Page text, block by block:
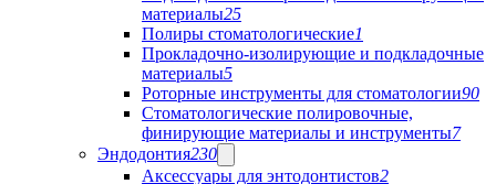
материалы25
Полиры стоматологические1
Прокладочно-изолирующие и подкладочные
материалы5
Роторные инструменты для стоматологии90
Стоматологические полировочные,
финирующие материалы и инструменты7
Эндодонтия230
Аксессуары для энтодонтистов2